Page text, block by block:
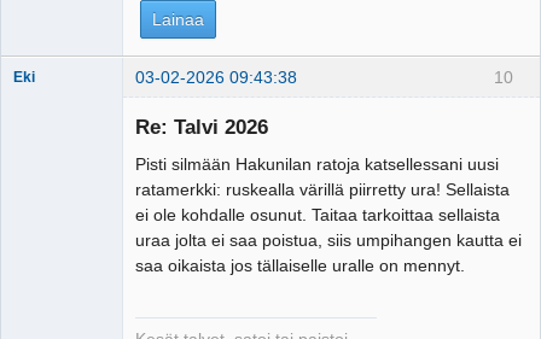
Lainaa
10
Eki 03-02-2026 09:43:38
Re: Talvi 2026
Pisti silmään Hakunilan ratoja katsellessani uusi
ratamerkki: ruskealla värillä piirretty ura! Sellaista
ei ole kohdalle osunut. Taitaa tarkoittaa sellaista
uraa jolta ei saa poistua, siis umpihangen kautta ei
saa oikaista jos tällaiselle uralle on mennyt.